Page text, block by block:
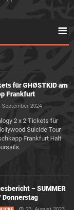
für GHØSTKID am
Frankfurt
September 2024
2 x 2 Tickets für
Suicide Tour
Frankfurt Halt
– SUMMER
Donnerstag